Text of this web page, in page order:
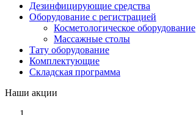
Дезинфицирующие средства
Оборудование с регистрацией
Косметологическое оборудование
Массажные столы
Тату оборудование
Комплектующие
Складская программа
Наши акции